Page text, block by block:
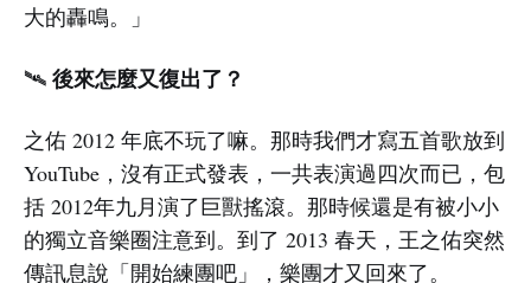
大的轟鳴。」
🛰️ 後來怎麼又復出了？
之佑 2012 年底不玩了嘛。那時我們才寫五首歌放到
YouTube，沒有正式發表，一共表演過四次而已，包
括 2012年九月演了巨獸搖滾。那時候還是有被小小
的獨立音樂圈注意到。到了 2013 春天，王之佑突然
傳訊息說「開始練團吧」，樂團才又回來了。